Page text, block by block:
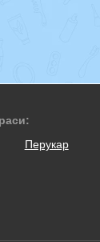
Перукар